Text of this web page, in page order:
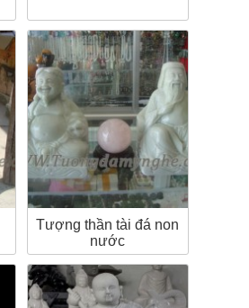
Tượng thần tài đá non
nước